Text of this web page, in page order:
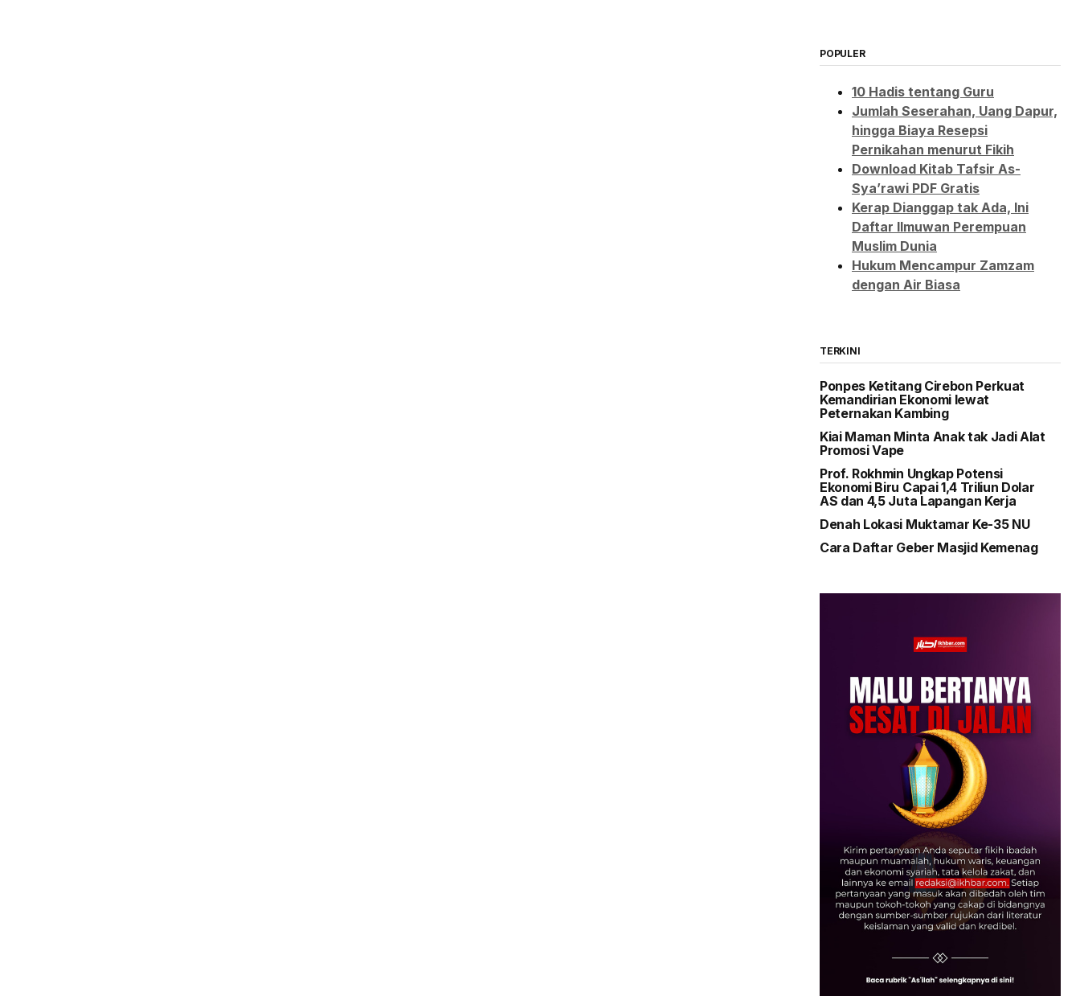
POPULER
10 Hadis tentang Guru
Jumlah Seserahan, Uang Dapur,
hingga Biaya Resepsi
Pernikahan menurut Fikih
Download Kitab Tafsir As-
Sya’rawi PDF Gratis
Kerap Dianggap tak Ada, Ini
Daftar Ilmuwan Perempuan
Muslim Dunia
Hukum Mencampur Zamzam
dengan Air Biasa
TERKINI
Ponpes Ketitang Cirebon Perkuat
Kemandirian Ekonomi lewat
Peternakan Kambing
Kiai Maman Minta Anak tak Jadi Alat
Promosi Vape
Prof. Rokhmin Ungkap Potensi
Ekonomi Biru Capai 1,4 Triliun Dolar
AS dan 4,5 Juta Lapangan Kerja
Denah Lokasi Muktamar Ke-35 NU
Cara Daftar Geber Masjid Kemenag